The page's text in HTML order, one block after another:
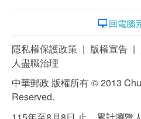
回電腦
隱私權保護政策 | 版權宣告 |
人盡職治理
中華郵政 版權所有 © 2013
Reserved.